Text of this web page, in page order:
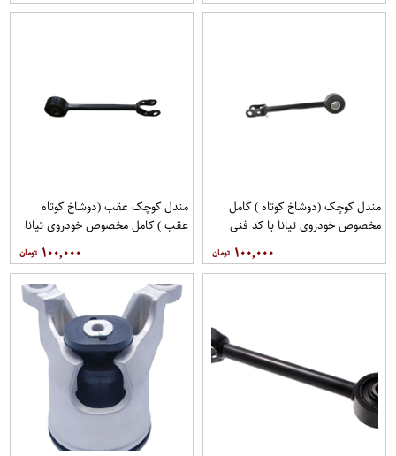
مندل کوچک (دوشاخ کوتاه ) کامل
مخصوص خودروی تیانا با کد فنی
فروشگاه مگاموتور
۱۰۰,۰۰۰
مندل کوچک عقب (دوشاخ کوتاه
عقب ) کامل مخصوص خودروی تیانا
با کد فنی 551AO-JN01Aبرند EEP
فروشگاه مگاموتور
۱۰۰,۰۰۰